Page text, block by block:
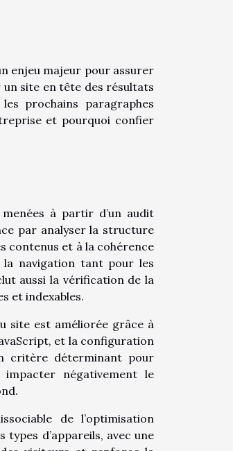
enjeu majeur pour assurer
un site en tête des résultats
prochains paragraphes
et pourquoi confier
à partir d’un audit
par analyser la structure
contenus et à la cohérence
navigation tant pour les
aussi la vérification de la
et indexables.
site est améliorée grâce à
et la configuration
critère déterminant pour
négativement le
de l’optimisation
d’appareils, avec une